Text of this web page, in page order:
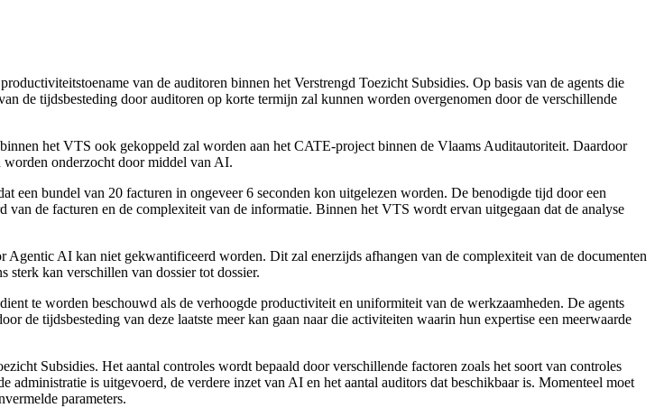
van de auditoren binnen het Verstrengd Toezicht Subsidies. Op basis van de agents die
de tijdsbesteding door auditoren op korte termijn zal kunnen worden overgenomen door de verschillende
het VTS ook gekoppeld zal worden aan het CATE-project binnen de Vlaams Auditautoriteit. Daardoor
onderzocht door middel van AI.
een bundel van 20 facturen in ongeveer 6 seconden kon uitgelezen worden. De benodigde tijd door een
de facturen en de complexiteit van de informatie. Binnen het VTS wordt ervan uitgegaan dat de analyse
Agentic AI kan niet gekwantificeerd worden. Dit zal enerzijds afhangen van de complexiteit van de documenten
sterk kan verschillen van dossier tot dossier.
te worden beschouwd als de verhoogde productiviteit en uniformiteit van de werkzaamheden. De agents
de tijdsbesteding van deze laatste meer kan gaan naar die activiteiten waarin hun expertise een meerwaarde
Subsidies. Het aantal controles wordt bepaald door verschillende factoren zoals het soort van controles
is uitgevoerd, de verdere inzet van AI en het aantal auditors dat beschikbaar is. Momenteel moet
parameters.